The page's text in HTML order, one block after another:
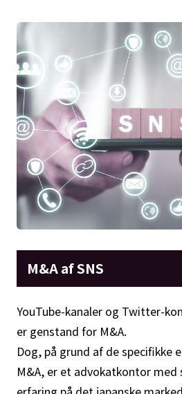
M&A af SNS
YouTube-kanaler og Twitter-
er genstand for M&A.
Dog, på grund af de specifikke
M&A, er et advokatkontor med